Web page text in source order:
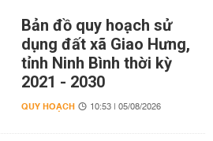
Bản đồ quy hoạch sử
dụng đất xã Giao Hưng,
tỉnh Ninh Bình thời kỳ
2021 - 2030
QUY HOẠCH 10:53 | 05/08/2026